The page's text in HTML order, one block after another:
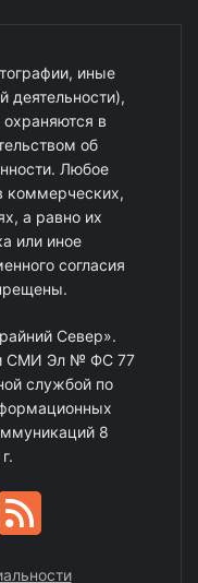
иные
деятельности),
в
об
Любое
коммерческих,
а равно их
или иное
согласия
Север».
СМИ Эл № ФС 77
службой по
8